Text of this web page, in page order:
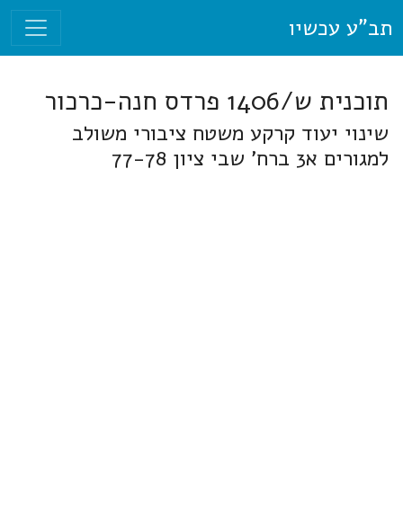
תב"ע עכשיו
תוכנית ש/1406 פרדס חנה-כרכור
שינוי יעוד קרקע משטח ציבורי משולב
למגורים א3 ברח' שבי ציון 77-78